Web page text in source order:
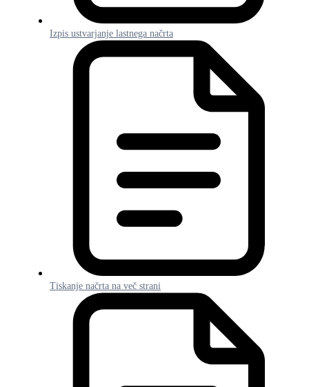
Izpis ustvarjanje lastnega načrta
Tiskanje načrta na več strani